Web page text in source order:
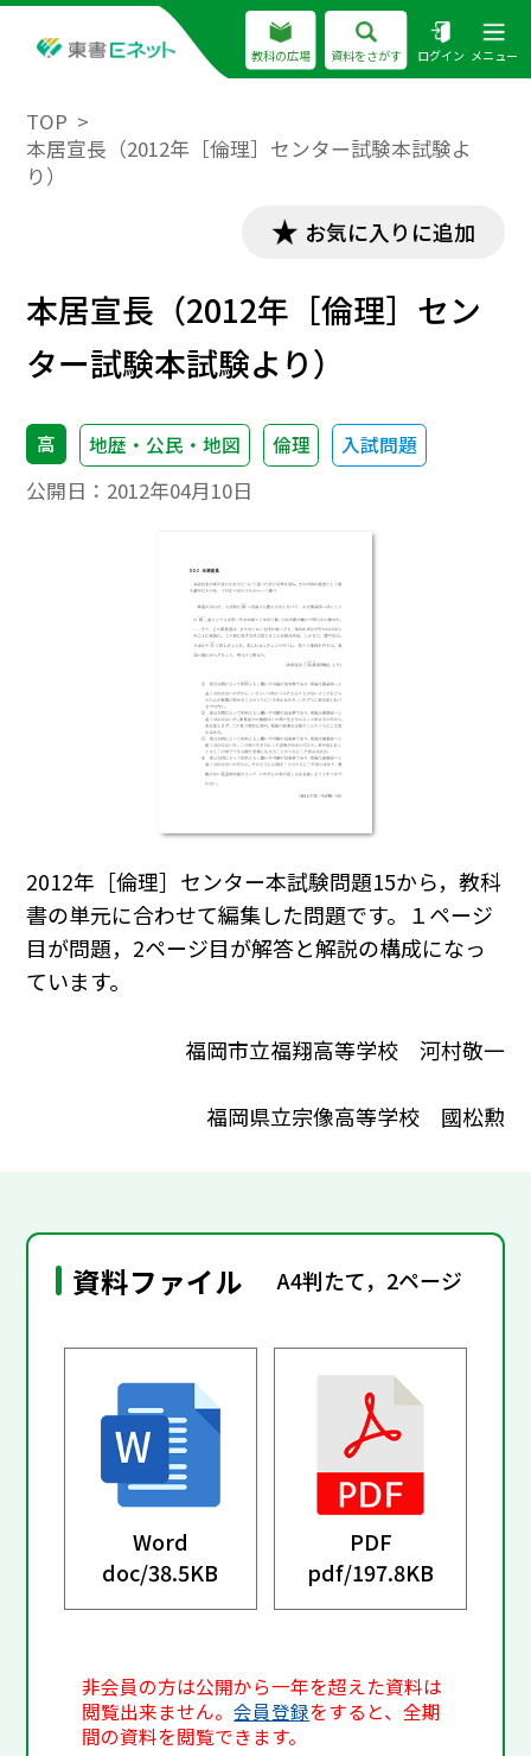
教科の広場 資料をさがす ログイン メニュー
TOP
本居宣長（2012年［倫理］センター試験本試験よ
り）
お気に入りに追加
本居宣長（2012年［倫理］セン
ター試験本試験より）
高 地歴・公民・地図 倫理 入試問題
公開日： 2012年04月10日
2012年［倫理］センター本試験問題15から，教科
書の単元に合わせて編集した問題です。１ページ
目が問題，2ページ目が解答と解説の構成になっ
ています。
福岡市立福翔高等学校 河村敬一
福岡県立宗像高等学校 國松勲
資料ファイル A4判たて，2ページ
Word
doc/38.5KB
PDF
pdf/197.8KB
非会員の方は公開から一年を超えた資料は
閲覧出来ません。会員登録をすると、全期
間の資料を閲覧できます。